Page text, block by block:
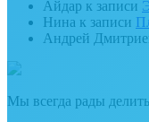
Айдар к записи
Нина к записи
Андрей
Мы всегда рады